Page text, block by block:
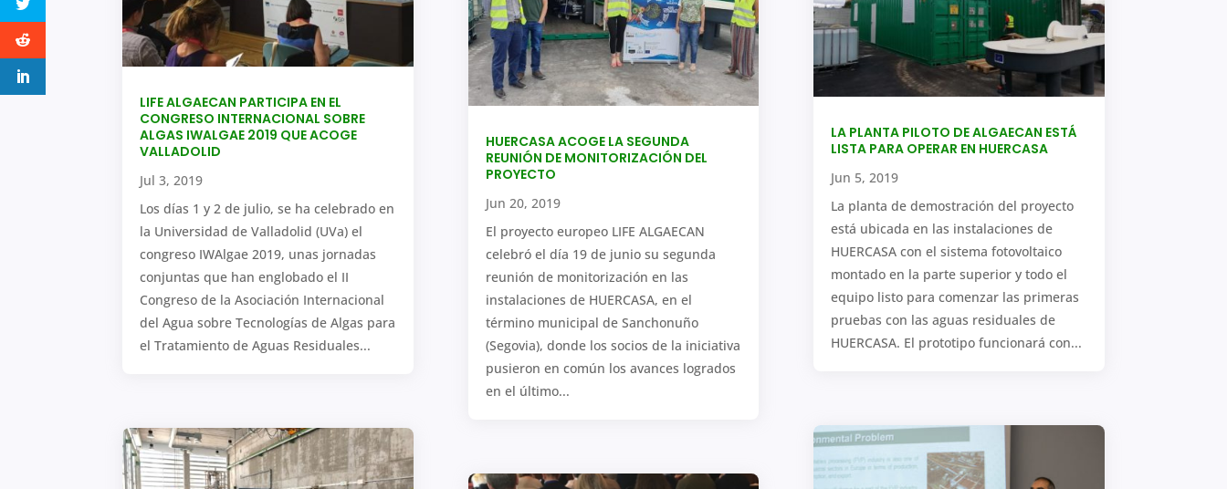
LIFE ALGAECAN PARTICIPA EN EL
CONGRESO INTERNACIONAL SOBRE
ALGAS IWALGAE 2019 QUE ACOGE
VALLADOLID
Jul 3, 2019
Los días 1 y 2 de julio, se ha celebrado en
la Universidad de Valladolid (UVa) el
congreso IWAlgae 2019, unas jornadas
conjuntas que han englobado el II
Congreso de la Asociación Internacional
del Agua sobre Tecnologías de Algas para
el Tratamiento de Aguas Residuales...
HUERCASA ACOGE LA SEGUNDA
REUNIÓN DE MONITORIZACIÓN DEL
PROYECTO
Jun 20, 2019
El proyecto europeo LIFE ALGAECAN
celebró el día 19 de junio su segunda
reunión de monitorización en las
instalaciones de HUERCASA, en el
término municipal de Sanchonuño
(Segovia), donde los socios de la iniciativa
pusieron en común los avances logrados
en el último...
LA PLANTA PILOTO DE ALGAECAN ESTÁ
LISTA PARA OPERAR EN HUERCASA
Jun 5, 2019
La planta de demostración del proyecto
está ubicada en las instalaciones de
HUERCASA con el sistema fotovoltaico
montado en la parte superior y todo el
equipo listo para comenzar las primeras
pruebas con las aguas residuales de
HUERCASA. El prototipo funcionará con...